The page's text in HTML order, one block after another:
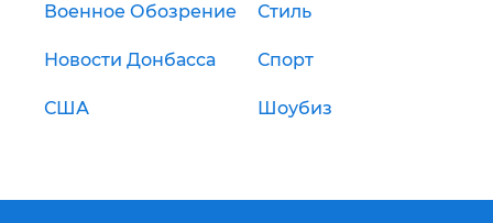
Военное Обозрение Стиль
Новости Донбасса Спорт
США Шоубиз